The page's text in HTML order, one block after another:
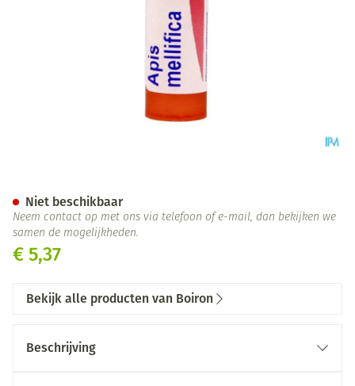
€ 5,37
Niet beschikbaar
Neem contact op met ons via telefoon of e-mail, dan bekijken we
samen de mogelijkheden.
Bekijk alle producten van Boiron
Beschrijving